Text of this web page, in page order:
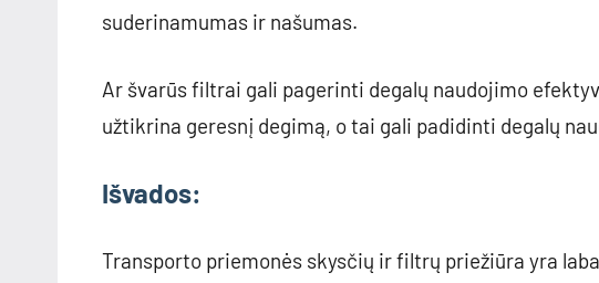
suderinamumas ir našumas.
Ar švarūs filtrai gali pagerinti degalų naudojimo
užtikrina geresnį degimą, o tai gali padidinti degalų
Išvados:
Transporto priemonės skysčių ir filtrų priežiūra yra